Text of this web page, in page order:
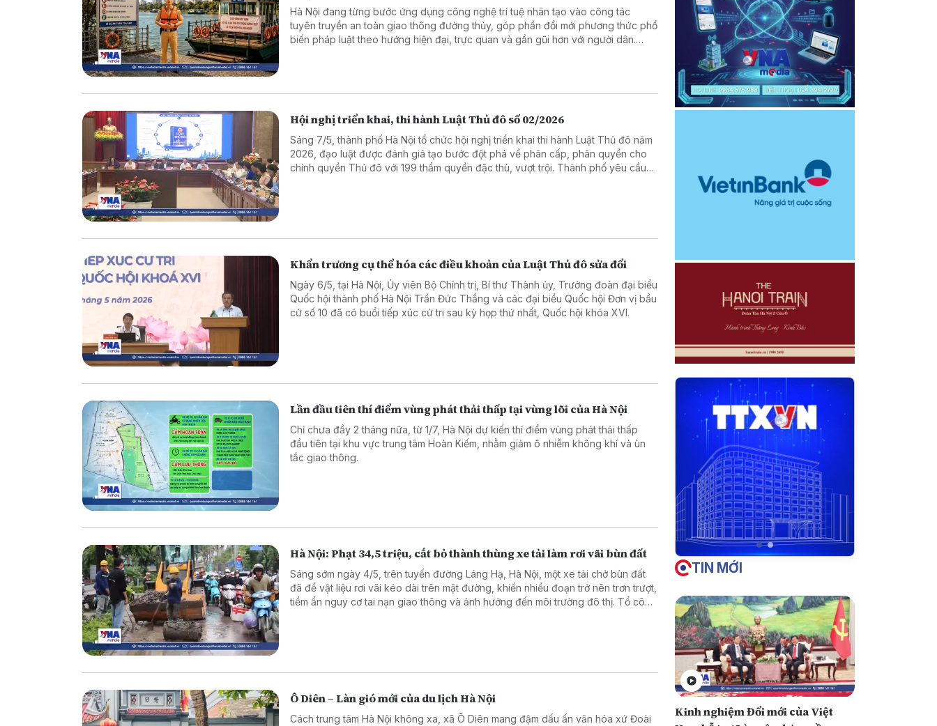
Hà Nội đang từng bước ứng dụng công nghệ trí tuệ nhân tạo vào công tác
tuyên truyền an toàn giao thông đường thủy, góp phần đổi mới phương thức phổ
biến pháp luật theo hướng hiện đại, trực quan và gần gũi hơn với người dân.
Hội nghị triển khai, thi hành Luật Thủ đô số 02/2026
Sáng 7/5, thành phố Hà Nội tổ chức hội nghị triển khai thi hành Luật Thủ đô năm
2026, đạo luật được đánh giá tạo bước đột phá về phân cấp, phân quyền cho
chính quyền Thủ đô với 199 thẩm quyền đặc thù, vượt trội. Thành phố yêu cầu
Khẩn trương cụ thể hóa các điều khoản của Luật Thủ đô sửa đổi
Ngày 6/5, tại Hà Nội, Ủy viên Bộ Chính trị, Bí thư Thành ủy, Trưởng đoàn đại biểu
Quốc hội thành phố Hà Nội Trần Đức Thắng và các đại biểu Quốc hội Đơn vị bầu
cử số 10 đã có buổi tiếp xúc cử tri sau kỳ họp thứ nhất, Quốc hội khóa XVI.
Lần đầu tiên thí điểm vùng phát thải thấp tại vùng lõi của Hà Nội
Chỉ chưa đầy 2 tháng nữa, từ 1/7, Hà Nội dự kiến thí điểm vùng phát thải thấp
đầu tiên tại khu vực trung tâm Hoàn Kiếm, nhằm giảm ô nhiễm không khí và ùn
tắc giao thông.
Hà Nội: Phạt 34,5 triệu, cắt bỏ thành thùng xe tải làm rơi vãi bùn đất
Sáng sớm ngày 4/5, trên tuyến đường Láng Hạ, Hà Nội, một xe tải chở bùn đất
đã để vật liệu rơi vãi kéo dài trên mặt đường, khiến nhiều đoạn trở nên trơn trượt,
tiềm ẩn nguy cơ tai nạn giao thông và ảnh hưởng đến môi trường đô thị. Tổ công
Ô Diên – Làn gió mới của du lịch Hà Nội
Cách trung tâm Hà Nội không xa, xã Ô Diên mang đậm dấu ấn văn hóa xứ Đoài
TIN MỚI
Kinh nghiệm Đổi mới của Việt